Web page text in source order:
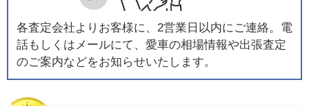
各査定会社よりお客様に、2営業日以内にご連絡。電
話もしくはメールにて、愛車の相場情報や出張査定
のご案内などをお知らせいたします。